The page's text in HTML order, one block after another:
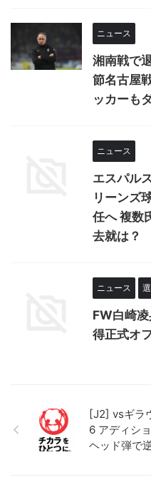
ニュース
湘南戦で
節名古屋
ッカーも
ニュース
エスパル
リーンズ
任へ 複数
去就は？
ニュース
FW白崎
得正式オ
[J2] vsギラ
6 アディシ
ヘッド弾で